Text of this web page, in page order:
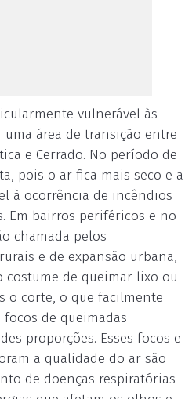
vulnerável às
área de transição entre
e Cerrado. No período de
pois o ar fica mais seco e a
à ocorrência de incêndios
Em bairros periféricos e no
chamada pelos
e de expansão urbana,
costume de queimar lixo ou
o corte, o que facilmente
de queimadas
proporções. Esses focos e
a qualidade do ar são
de doenças respiratórias